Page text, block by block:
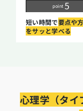
point
短い時間で要点や
をサッと学べる
心理学（タイ